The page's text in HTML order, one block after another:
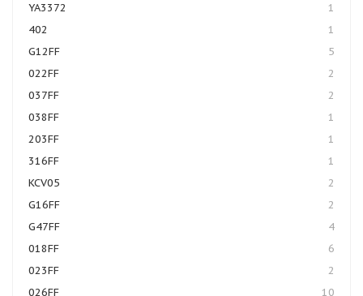
YA3372
1
402
1
G12FF
5
022FF
2
037FF
2
038FF
1
203FF
1
316FF
1
KCV05
2
G16FF
2
G47FF
4
018FF
6
023FF
2
026FF
10